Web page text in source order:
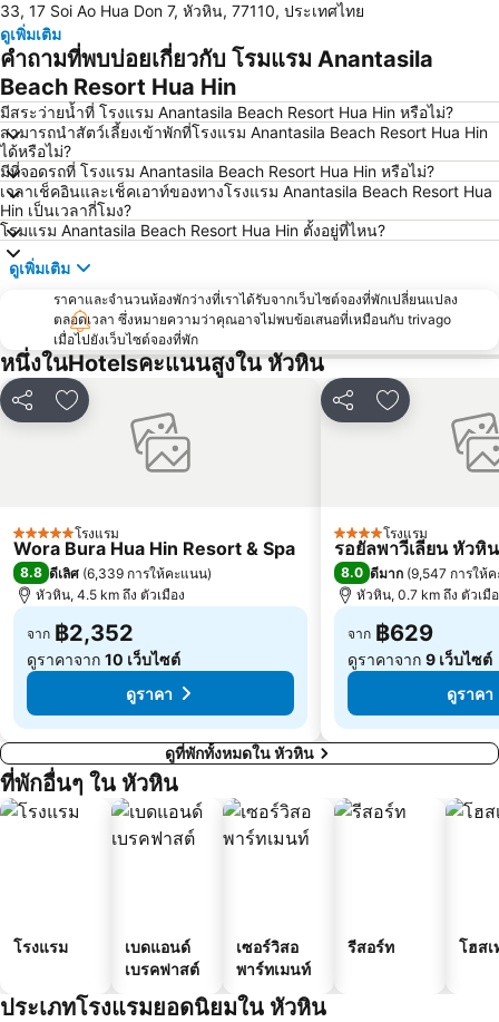
Premium Outlet Cha-am
ไร่องุ่นหัวหินฮิลล์วินยาร์ด
33, 17 Soi Ao Hua Don 7, หัวหิน, 77110, ประเทศไทย
ดูเพิ่มเติม
คำถามที่พบบ่อยเกี่ยวกับ โรมแรม Anantasila
Beach Resort Hua Hin
มีสระว่ายน้ำที่ โรงแรม Anantasila Beach Resort Hua Hin หรือไม่?
สามารถนำสัตว์เลี้ยงเข้าพักที่โรงแรม Anantasila Beach Resort Hua Hin
ได้หรือไม่?
มีที่จอดรถที่ โรงแรม Anantasila Beach Resort Hua Hin หรือไม่?
เวลาเช็คอินและเช็คเอาท์ของทางโรงแรม Anantasila Beach Resort Hua
Hin เป็นเวลากี่โมง?
โรมแรม Anantasila Beach Resort Hua Hin ตั้งอยู่ที่ไหน?
ดูเพิ่มเติม
ราคาและจำนวนห้องพักว่างที่เราได้รับจากเว็บไซต์จองที่พักเปลี่ยนแปลง
ตลอดเวลา ซึ่งหมายความว่าคุณอาจไม่พบข้อเสนอที่เหมือนกับ trivago
เมื่อไปยังเว็บไซต์จองที่พัก
หนึ่งในHotelsคะแนนสูงใน หัวหิน
แชร์ เพิ่มในรายการโปรด
5 ดาว โรงแรม
Wora Bura Hua Hin Resort & Spa
8.8 ดีเลิศ (6,339 การให้คะแนน)
หัวหิน, 4.5 km ถึง ตัวเมือง
จาก ฿2,352
ดูราคาจาก 10 เว็บไซต์
ดูราคา
แชร์ เพิ่มในรายกา
4 ดาว โรงแรม
รอยัลพาวีเลียน หัวหิน
8.0 ดีมาก (9,547 การให้
หัวหิน, 0.7 km ถึง ตัวเมื
จาก ฿629
ดูราคาจาก 9 เว็บไซต์
ดูราคา
ดูที่พักทั้งหมดใน หัวหิน
ที่พักอื่นๆ ใน หัวหิน
โรงแรม
เบดแอนด์
เบรคฟาสต์
เซอร์วิสอ
พาร์ทเมนท์
รีสอร์ท โฮสเ
ประเภทโรงแรมยอดนิยมใน หัวหิน